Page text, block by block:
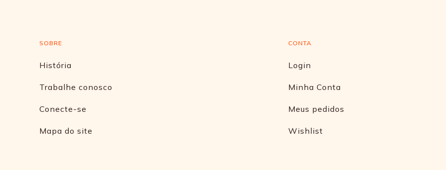
SOBRE
História
Trabalhe conosco
Conecte-se
Mapa do site
CONTA
Login
Minha Conta
Meus pedidos
Wishlist